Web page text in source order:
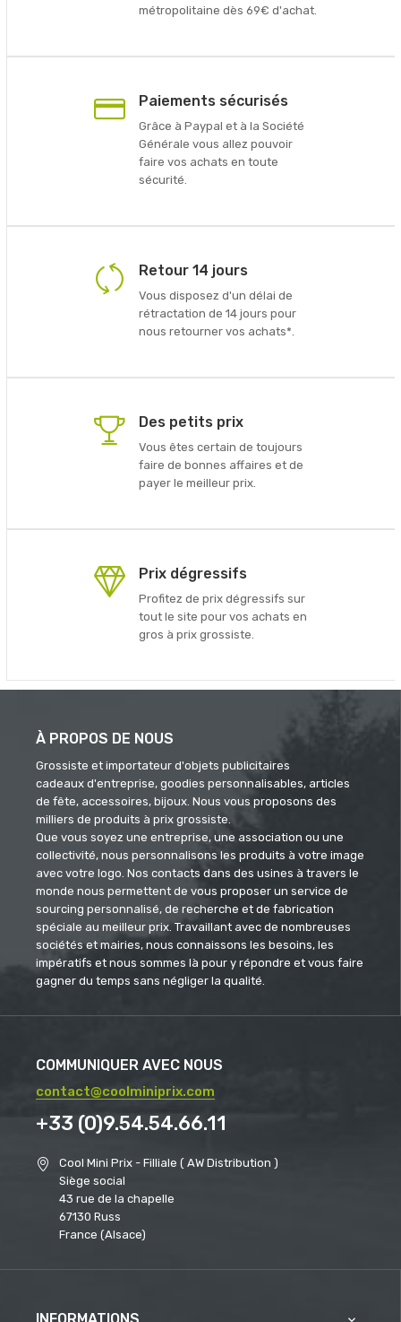
métropolitaine dès 69€ d'achat.
Paiements sécurisés
Grâce à Paypal et à la Société
Générale vous allez pouvoir
faire vos achats en toute
sécurité.
Retour 14 jours
Vous disposez d'un délai de
rétractation de 14 jours pour
nous retourner vos achats*.
Des petits prix
Vous êtes certain de toujours
faire de bonnes affaires et de
payer le meilleur prix.
Prix dégressifs
Profitez de prix dégressifs sur
tout le site pour vos achats en
gros à prix grossiste.
À PROPOS DE NOUS
Grossiste et importateur d'objets publicitaires
cadeaux d'entreprise, goodies personnalisables, articles
de fête, accessoires, bijoux. Nous vous proposons des
milliers de produits à prix grossiste.
Que vous soyez une entreprise, une association ou une
collectivité, nous personnalisons les produits à votre image
avec votre logo. Nos contacts dans des usines à travers le
monde nous permettent de vous proposer un service de
sourcing personnalisé, de recherche et de fabrication
spéciale au meilleur prix. Travaillant avec de nombreuses
sociétés et mairies, nous connaissons les besoins, les
impératifs et nous sommes là pour y répondre et vous faire
gagner du temps sans négliger la qualité.
COMMUNIQUER AVEC NOUS
contact@coolminiprix.com
+33 (0)9.54.54.66.11
Cool Mini Prix - Filliale ( AW Distribution )
Siège social
43 rue de la chapelle
67130 Russ
France (Alsace)
INFORMATIONS